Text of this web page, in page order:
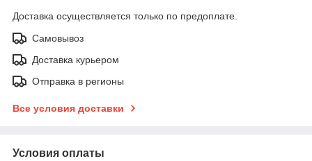
Доставка осуществляется только по предоплате.
Самовывоз
Доставка курьером
Отправка в регионы
Все условия доставки
Условия оплаты